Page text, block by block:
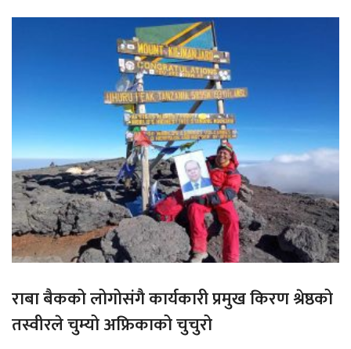
राबा बैकको लोगोसंगै कार्यकारी प्रमुख किरण श्रेष्ठको
तस्वीरले चुम्यो अफ्रिकाको चुचुरो